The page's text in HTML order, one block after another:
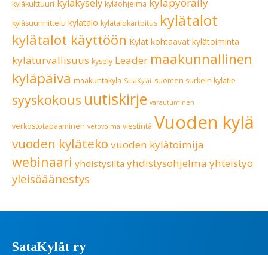
kyläkulttuuri kyläkysely kyläohjelma
kyläsuunnittelu kylätalo kylätalokartoitus kylätalot
kylätalot käyttöön Kylät kohtaavat kylätoiminta
kyläturvallisuus kysely Leader maakunnallinen
kyläpäivä maakuntakylä SataKylät suomen surkein kylätie
syyskokous uutiskirje varautuminen
verkostotapaaminen vetovoima viestintä Vuoden kylä
vuoden kyläteko vuoden kylätoimija
webinaari yhdistysilta yhdistysohjelma yhteistyö
yleisöäänestys
SataKylät ry